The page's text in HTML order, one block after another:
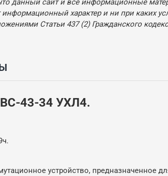
данный сайт и все информационные
характер и ни при каких
Статьи 437 (2) Гражданского
43-34 УХЛ4.
устройство, предназначенное